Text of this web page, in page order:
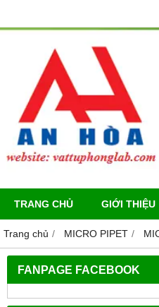
TRANG CHỦ GIỚI THIỆU
Trang chủ MICRO PIPET
FANPAGE FACEBOOK